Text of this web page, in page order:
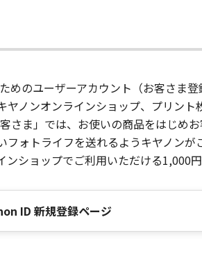
めのユーザーアカウント（お客さま
ノンオンラインショップ、プリン
さま」では、お使いの商品をはじめ
ォトライフを送れるようキヤノン
ショップでご利用いただける1,000円
ID 新規登録ページ